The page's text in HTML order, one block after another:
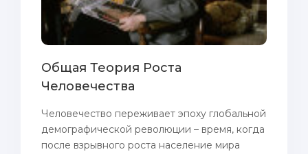
Общая Теория Роста
Человечества
Человечество переживает эпоху глобальной
демографической революции – время, когда
после взрывного роста население мира